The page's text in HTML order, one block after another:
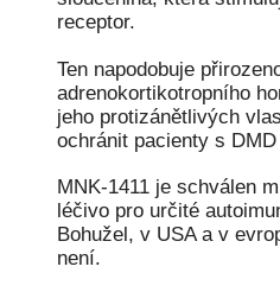
receptor.
Ten napodobuje
adrenokortikotropního
jeho protizánětlivých
ochránit pacienty s
MNK-1411 je schválen
léčivo pro určité
Bohužel, v USA a v
není.